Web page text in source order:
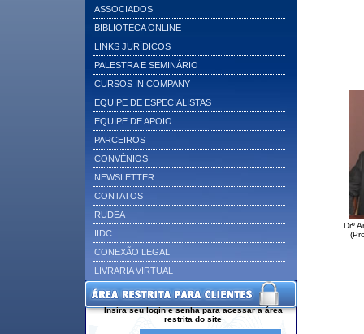
ASSOCIADOS
BIBLIOTECA ONLINE
LINKS JURÍDICOS
PALESTRA E SEMINÁRIO
CURSOS IN COMPANY
EQUIPE DE ESPECIALISTAS
EQUIPE DE APOIO
PARCEIROS
CONVÊNIOS
NEWSLETTER
CONTATOS
RUDEA
IIDC
CONEXÃO LEGAL
LIVRARIA VIRTUAL
Insira seu login e senha para acessar a área
restrita do site
Drº